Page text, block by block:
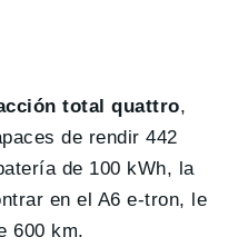
total quattro,
de rendir 442
de 100 kWh, la
en el A6 e-tron, le
600 km.